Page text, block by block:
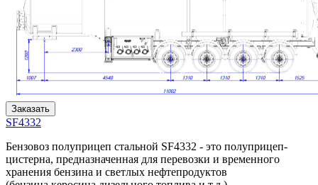
Заказать
SF4332
Бензовоз полуприцеп стальной SF4332 - это полуприцеп-
цистерна, предназначенная для перевозки и временного
хранения бензина и светлых нефтепродуктов